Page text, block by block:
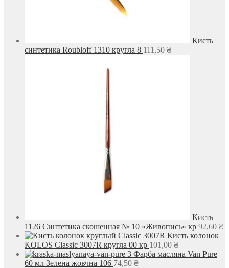
Кисть
синтетика Roubloff 1310 кругла 8 111,50 ₴
Кисть
1126 Синтетика скошенная № 10 «Живопись» кр 92,60 ₴
Кисть колонок
KOLOS Classic 3007R кругла 00 кр 101,00 ₴
Фарба масляна Van Pure
60 мл Зелена жовчна 106 74,50 ₴